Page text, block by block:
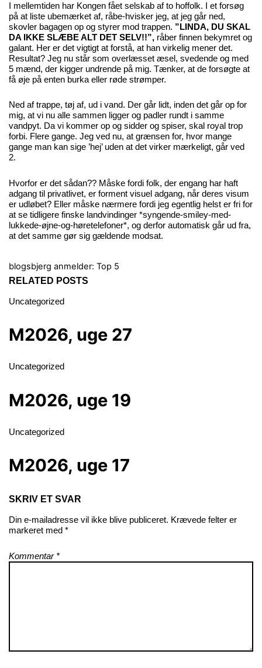
I mellemtiden har Kongen fået selskab af to hoffolk. I et forsøg
på at liste ubemærket af, råbe-hvisker jeg, at jeg går ned,
skovler bagagen op og styrer mod trappen. ”LINDA, DU SKAL
DA IKKE SLÆBE ALT DET SELV!!”,råber finnen bekymret og
galant. Her er det vigtigt at forstå, at han virkelig mener det.
Resultat? Jeg nu står som overlæsset æsel, svedende og med
5 mænd, der kigger undrende på mig. Tænker, at de forsøgte at
få øje på enten burka eller røde strømper.
Ned af trappe, tøj af, ud i vand. Der går lidt, inden det går op for
mig, at vi nu alle sammen ligger og padler rundt i samme
vandpyt. Da vi kommer op og sidder og spiser, skal royal trop
forbi. Flere gange. Jeg ved nu, at grænsen for, hvor mange
gange man kan sige ’hej’ uden at det virker mærkeligt, går ved
2.
Hvorfor er det sådan?? Måske fordi folk, der engang har haft
adgang til privatlivet, er forment visuel adgang, når deres visum
er udløbet? Eller måske nærmere fordi jeg egentlig helst er fri for
at se tidligere finske landvindinger *syngende-smiley-med-
lukkede-øjne-og-høretelefoner*, og derfor automatisk går ud fra,
at det samme gør sig gældende modsat.
blogsbjerg anmelder: Top 5
RELATED POSTS
Uncategorized
M2026, uge 27
Uncategorized
M2026, uge 19
Uncategorized
M2026, uge 17
SKRIV ET SVAR
Din e-mailadresse vil ikke blive publiceret. Krævede felter er
markeret med *
Kommentar *